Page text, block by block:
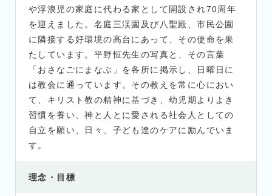
や浮浪児の家庭に代わる家として開設され70周年
を迎えました。名庭三渓園及び八聖殿、市民公園
に隣接する好環境の高台にあって、その使命を果
たしています。平野恒先生の写真と、その言葉
「おさなごにまなぶ」を各所に掲示し、日曜日に
は教会に通っています。その教えを常に心におい
て、キリスト教の精神に基づき、幼児期よりよき
習慣を養い、神と人とに愛される社会人としての
自立を願い、日々、子ども達のケアに励んでいま
す。
理念・目標